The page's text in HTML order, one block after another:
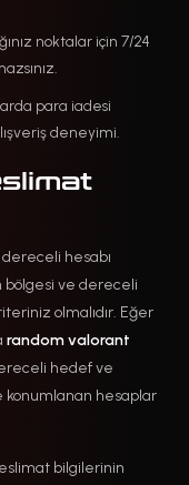
noktalar için 7/24
para iadesi
deneyimi.
hesabı
bölgesi ve dereceli
olmalıdır. Eğer
random valorant
hedef ve
konumlanan hesaplar
bilgilerinin